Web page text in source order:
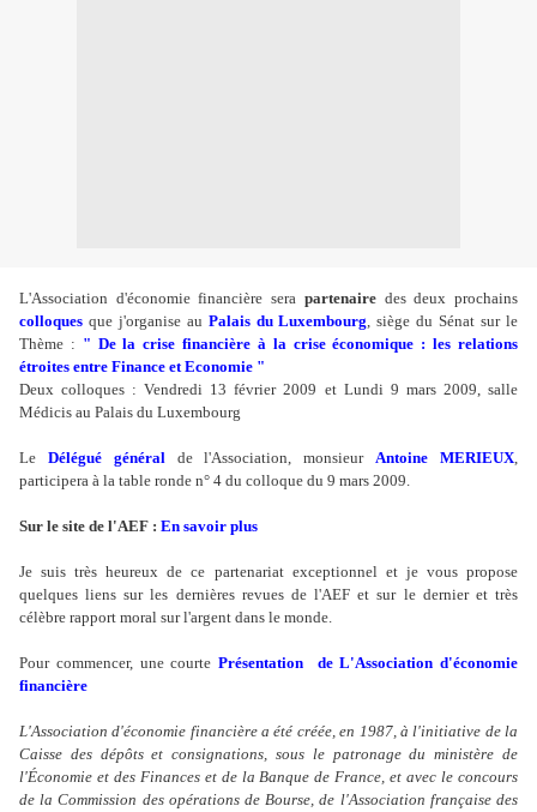
L'Association d'économie financière sera partenairedes deux prochains
colloques que j'organise au Palais du Luxembourg, siège du Sénat sur le
Thème : " De la crise financière à la crise économique : les relations
étroites entre Finance et Economie "
Deux colloques : Vendredi 13 février 2009 et Lundi 9 mars 2009, salle
Médicis au Palais du Luxembourg
Le Délégué généralde l'Association, monsieurAntoine MERIEUX,
participera à la table ronde n° 4 du colloque du 9 mars 2009.
Sur le site de l'AEF : En savoir plus
Je suis très heureux de ce partenariat exceptionnel et je vous propose
quelques liens sur les dernières revues de l'AEF et sur le dernier et très
célèbre rapport moral sur l'argent dans le monde.
Pour commencer, une courte Présentation de L'Association d'économie
financière
L'Association d'économie financière a été créée, en 1987, à l'initiative de la
Caisse des dépôts et consignations, sous le patronage du ministère de
l'Économie et des Finances et de la Banque de France, et avec le concours
de la Commission des opérations de Bourse, de l'Association française des